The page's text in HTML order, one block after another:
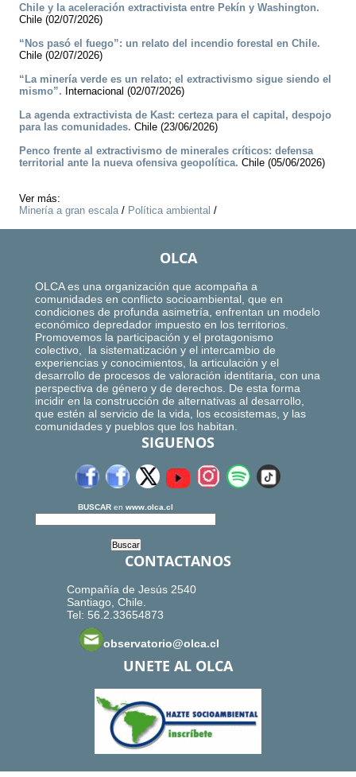
Chile y la aceleración extractivista entre Pekín y Washington.
Chile (02/07/2026)
“Nos pasó el fuego”: un relato del incendio forestal en Chile.
Chile (02/07/2026)
“La minería verde es un relato; el extractivismo sigue siendo el
mismo”. Internacional (02/07/2026)
La agenda extractivista de Kast: certeza para el capital, despojo
para las comunidades. Chile (23/06/2026)
Penco frente al extractivismo de minerales críticos: defensa
territorial ante la nueva ofensiva geopolítica. Chile (05/06/2026)
Ver más:
Minería a gran escala/ Política ambiental /
OLCA
OLCA es una organización que acompaña a
comunidades en conflicto socioambiental, que en
condiciones de profunda asimetría, enfrentan un modelo
económico depredador impuesto en los territorios.
Promovemos la participación y el protagonismo
colectivo, la sistematización y el intercambio de
experiencias y conocimientos, la articulación y el
desarrollo de procesos de valoración identitaria, con una
perspectiva de género y de derechos. De esta forma
incidir en la construcción de alternativas al desarrollo,
que estén al servicio de la vida, los ecosistemas, y las
comunidades y pueblos que los habitan.
SIGUENOS
BUSCAR en www.olca.cl
CONTACTANOS
Compañía de Jesús 2540
Santiago, Chile.
Tel: 56.2.33654873
observatorio@olca.cl
UNETE AL OLCA